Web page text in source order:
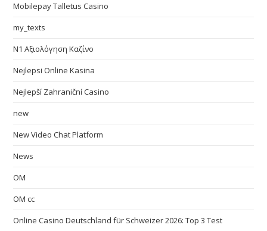
Mobilepay Talletus Casino
my_texts
N1 Αξιολόγηση Καζίνο
Nejlepsi Online Kasina
Nejlepší Zahraniční Casino
new
New Video Chat Platform
News
OM
OM cc
Online Casino Deutschland für Schweizer 2026: Top 3 Test